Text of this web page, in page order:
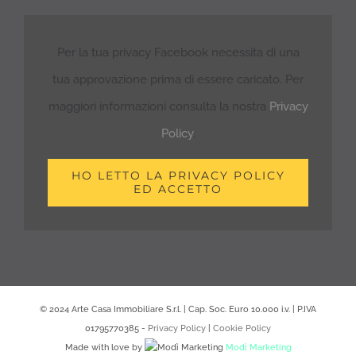
Per la tua privacy Facebook necessita di una
tua approvazione prima di essere caricato. Per
maggiori informazioni consulta la nostra Privacy
Policy.
HO LETTO LA PRIVACY POLICY
ED ACCETTO
© 2024 Arte Casa Immobiliare S.r.l. | Cap. Soc. Euro 10.000 i.v. | P.IVA
01795770385 - Privacy Policy
Cookie Policy
Made with love by
Modì Marketing